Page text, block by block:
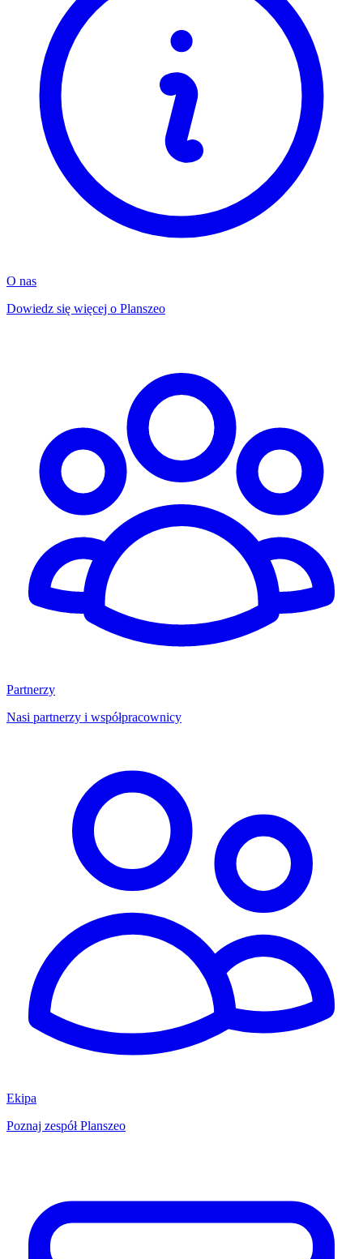
O nas
Dowiedz się więcej o Planszeo
Partnerzy
Nasi partnerzy i współpracownicy
Ekipa
Poznaj zespół Planszeo